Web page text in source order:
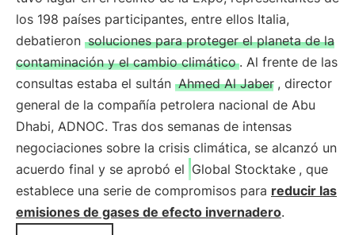
los 198 países participantes, entre ellos Italia,
debatieron soluciones para proteger el planeta de la
contaminación y el cambio climático . Al frente de las
consultas estaba el sultán Ahmed Al Jaber , director
general de la compañía petrolera nacional de Abu
Dhabi, ADNOC. Tras dos semanas de intensas
negociaciones sobre la crisis climática, se alcanzó un
acuerdo final y se aprobó el Global Stocktake , que
establece una serie de compromisos para reducir las
emisiones de gases de efecto invernadero.